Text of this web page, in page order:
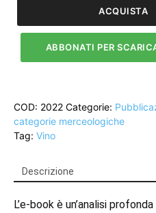
della
categoria
quantità
ACQUISTA
ABBONATI PER
COD: 2022 Categorie:
categorie merceologiche
Tag: Vino
Descrizione
L’e-book è un’analisi